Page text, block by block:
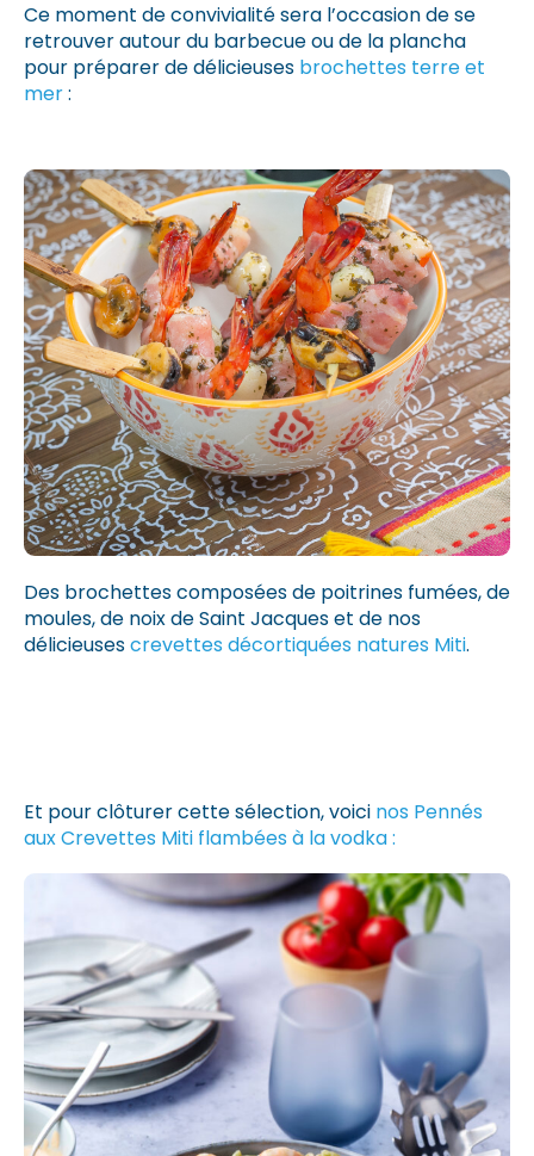
Ce moment de convivialité sera l’occasion de se
retrouver autour du barbecue ou de la plancha
pour préparer de délicieuses brochettes terre et
mer:
Des brochettes composées de poitrines fumées, de
moules, de noix de Saint Jacques et de nos
délicieusescrevettes décortiquées natures Miti.
Et pour clôturer cette sélection, voici nos Pennés
aux Crevettes Miti flambées à la vodka :